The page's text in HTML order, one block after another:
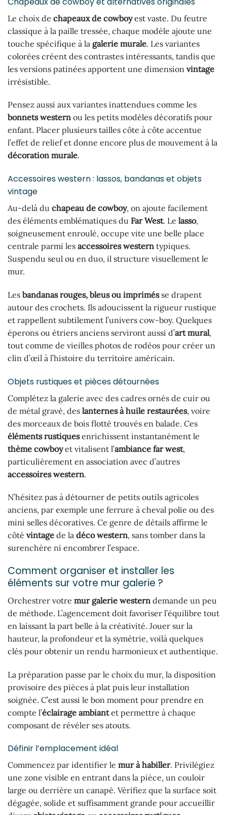
Le choix de chapeaux de cowboyest vaste. Du feutre
classique à la paille tressée, chaque modèle ajoute une
touche spécifique à la galerie murale. Les variantes
colorées créent des contrastes intéressants, tandis que
les versions patinées apportent une dimension vintage
irrésistible.
Pensez aussi aux variantes inattendues comme les
bonnets western ou les petits modèles décoratifs pour
enfant. Placer plusieurs tailles côte à côte accentue
l’effet de relief et donne encore plus de mouvement à la
décoration murale.
Accessoires western : lassos, bandanas et objets
vintage
Au-delà du chapeau de cowboy, on ajoute facilement
des éléments emblématiques du Far West. Le lasso,
soigneusement enroulé, occupe vite une belle place
centrale parmi les accessoires western typiques.
Suspendu seul ou en duo, il structure visuellement le
mur.
Les bandanas rouges, bleus ou imprimésse drapent
autour des crochets. Ils adoucissent la rigueur rustique
et rappellent subtilement l’univers cow-boy. Quelques
éperons ou étriers anciens serviront aussi d’art mural,
tout comme de vieilles photos de rodéos pour créer un
clin d’œil à l’histoire du territoire américain.
Objets rustiques et pièces détournées
Complétez la galerie avec des cadres ornés de cuir ou
de métal gravé, des lanternes à huile restaurées, voire
des morceaux de bois flotté trouvés en balade. Ces
éléments rustiquesenrichissent instantanément le
thème cowboyet vitalisent l’ambiance far west,
particulièrement en association avec d’autres
accessoires western.
N’hésitez pas à détourner de petits outils agricoles
anciens, par exemple une ferrure à cheval polie ou des
mini selles décoratives. Ce genre de détails affirme le
côté vintage de la déco western, sans tomber dans la
surenchère ni encombrer l’espace.
Comment organiser et installer les
éléments sur votre mur galerie ?
Orchestrer votre mur galerie western demande un peu
de méthode. L’agencement doit favoriser l’équilibre tout
en laissant la part belle à la créativité. Jouer sur la
hauteur, la profondeur et la symétrie, voilà quelques
clés pour obtenir un rendu harmonieux et authentique.
La préparation passe par le choix du mur, la disposition
provisoire des pièces à plat puis leur installation
soignée. C’est aussi le bon moment pour prendre en
compte l’éclairage ambiantet permettre à chaque
composant de révéler ses atouts.
Définir l’emplacement idéal
Commencez par identifier le mur à habiller. Privilégiez
une zone visible en entrant dans la pièce, un couloir
large ou derrière un canapé. Vérifiez que la surface soit
dégagée, solide et suffisamment grande pour accueillir